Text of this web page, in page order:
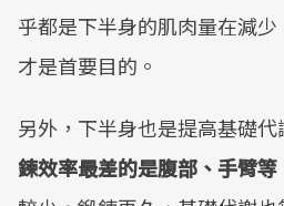
乎都是下半身的肌肉量在減
才是首要目的。
另外，下半身也是提高基礎代
鍊效率最差的是腹部、手臂等